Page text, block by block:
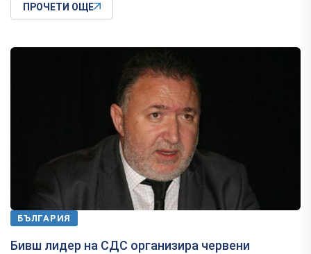
ПРОЧЕТИ ОЩЕ
БЪЛГАРИЯ
Бивш лидер на СДС организира червени